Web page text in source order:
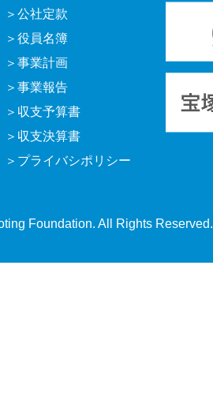
公社定款
役員名簿
事業計画
事業報告
収支予算書
収支決算書
プライバシポリシー
Foundation. All Rights Reserved.